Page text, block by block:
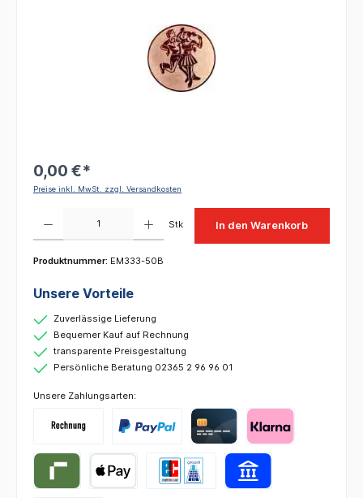
0,00 €*
Preise inkl. MwSt. zzgl. Versandkosten
Stk In den Warenkorb
Produktnummer: EM333-50B
Unsere Vorteile
Zuverlässige Lieferung
Bequemer Kauf auf Rechnung
transparente Preisgestaltung
Persönliche Beratung 02365 2 96 96 01
Unsere Zahlungsarten: